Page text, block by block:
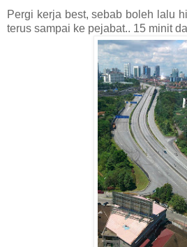
Pergi kerja best, sebab boleh lalu
terus sampai ke pejabat.. 15 minit